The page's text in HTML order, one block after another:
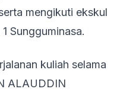
mengikuti ekskul
Sungguminasa.
kuliah selama
ALAUDDIN